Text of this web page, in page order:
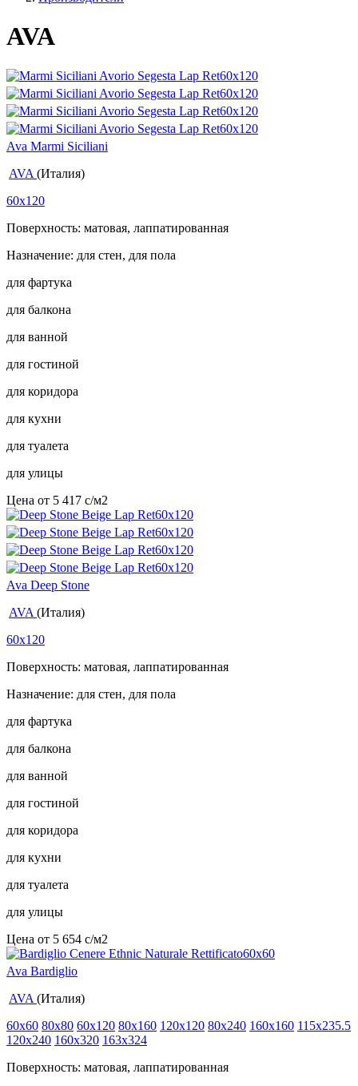
AVA
Ava Marmi Siciliani
AVA (Италия)
60x120
Поверхность: матовая, лаппатированная
Назначение: для стен, для пола
для фартука
для балкона
для ванной
для гостиной
для коридора
для кухни
для туалета
для улицы
Цена от 5 417 c/м2
Ava Deep Stone
AVA (Италия)
60x120
Поверхность: матовая, лаппатированная
Назначение: для стен, для пола
для фартука
для балкона
для ванной
для гостиной
для коридора
для кухни
для туалета
для улицы
Цена от 5 654 c/м2
Ava Bardiglio
AVA (Италия)
60x60 80x80 60x120 80x160 120x120 80x240 160x160 115x235.5
120x240 160x320 163x324
Поверхность: матовая, лаппатированная